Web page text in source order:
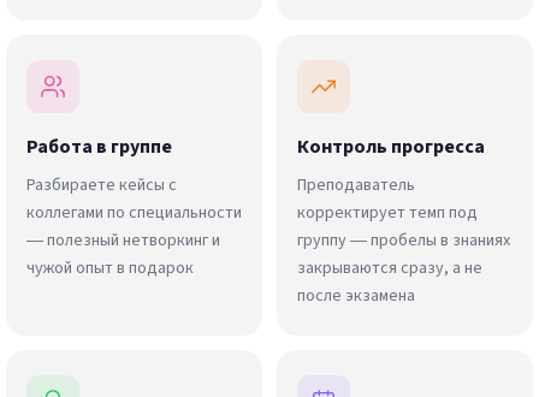
Работа в группе
Разбираете кейсы с
коллегами по специальности
— полезный нетворкинг и
чужой опыт в подарок
Контроль прогресса
Преподаватель
корректирует темп под
группу — пробелы в знаниях
закрываются сразу, а не
после экзамена